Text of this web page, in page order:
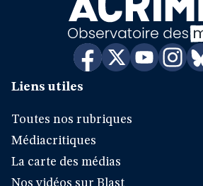
Liens utiles
Toutes nos rubriques
Médiacritiques
La carte des médias
Nos vidéos sur Blast